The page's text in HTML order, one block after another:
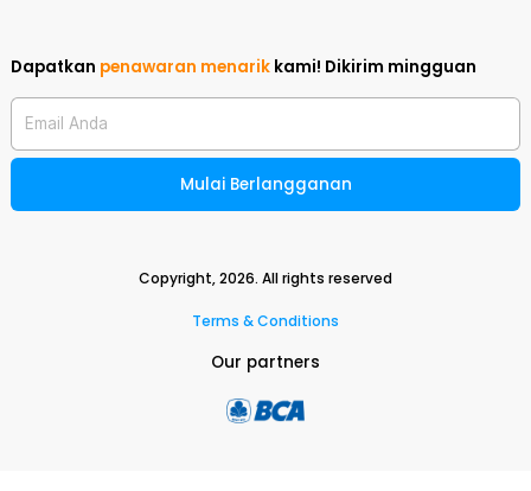
Dapatkan penawaran menarik kami! Dikirim mingguan
Email Anda
Mulai Berlangganan
Copyright,2026. All rights reserved
Terms & Conditions
Our partners